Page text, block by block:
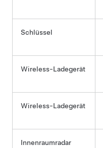
Schlüssel
Wireless-Ladegerät
Wireless-Ladegerät
Innenraumradar